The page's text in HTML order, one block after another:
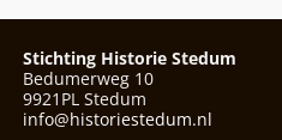
Stichting Historie Stedum
Bedumerweg 10
9921PL Stedum
info@historiestedum.nl